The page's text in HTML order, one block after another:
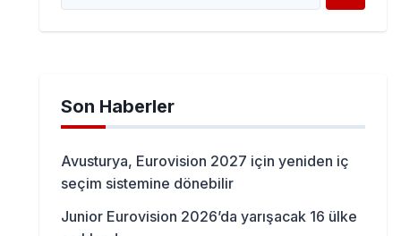
Son Haberler
Avusturya, Eurovision 2027 için yeniden iç
seçim sistemine dönebilir
Junior Eurovision 2026’da yarışacak 16 ülke